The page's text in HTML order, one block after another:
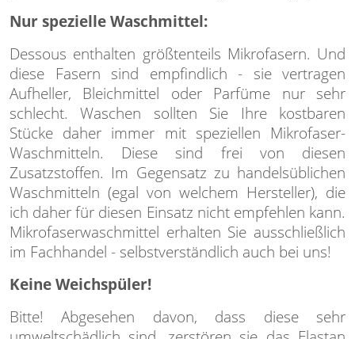
Nur spezielle Waschmittel:
Dessous enthalten größtenteils Mikrofasern. Und
diese Fasern sind empfindlich - sie vertragen
Aufheller, Bleichmittel oder Parfüme nur sehr
schlecht. Waschen sollten Sie Ihre kostbaren
Stücke daher immer mit speziellen Mikrofaser-
Waschmitteln. Diese sind frei von diesen
Zusatzstoffen. Im Gegensatz zu handelsüblichen
Waschmitteln (egal von welchem Hersteller), die
ich daher für diesen Einsatz nicht empfehlen kann.
Mikrofaserwaschmittel erhalten Sie ausschließlich
im Fachhandel - selbstverständlich auch bei uns!
Keine Weichspüler!
Bitte! Abgesehen davon, dass diese sehr